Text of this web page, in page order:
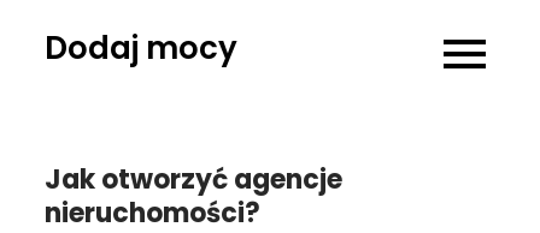
Dodaj mocy
Jak otworzyć agencje
nieruchomości?